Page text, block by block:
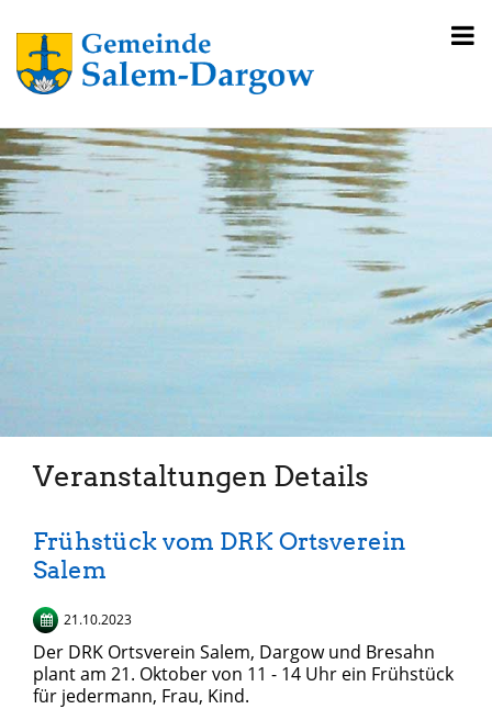
Veranstaltungen Details
Frühstück vom DRK Ortsverein
Salem
21.10.2023
Der DRK Ortsverein Salem, Dargow und Bresahn
plant am 21. Oktober von 11 - 14 Uhr ein Frühstück
für jedermann, Frau, Kind.